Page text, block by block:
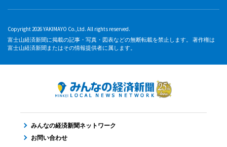
Copyright 2026 YAKIMAYO Co.,Ltd. All rights reserved.
富士山経済新聞に掲載の記事・写真・図表などの無断転載を禁止します。 著作権は
富士山経済新聞またはその情報提供者に属します。
みんなの経済新聞ネットワーク
お問い合わせ